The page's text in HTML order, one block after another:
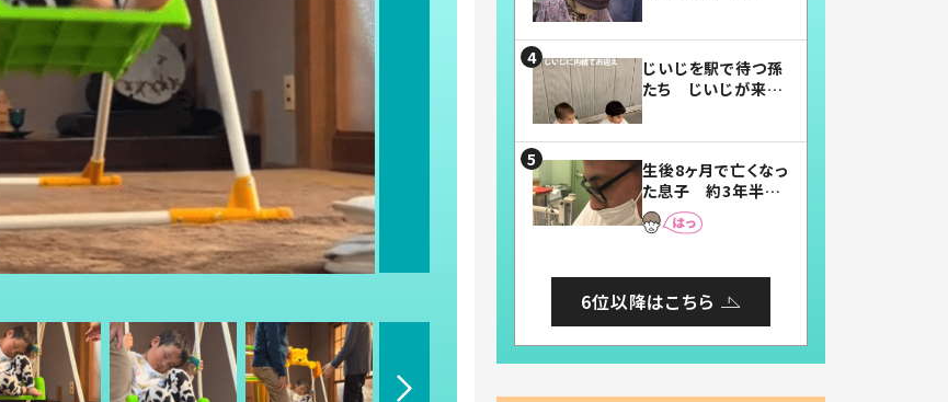
じいじを駅で待つ孫
たち じいじが来た
まらない」「幸せにな
れる」
生後8ヶ月で亡くなっ
た息子 約3年半
後、当時の妻の日記
に書いてあった本音
6位以降はこちら